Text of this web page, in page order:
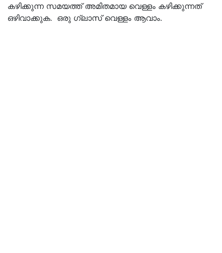
കഴിക്കുന്ന സമയത്ത് അമിതമായ വെള്ളം കഴിക്കുന്നത്
ഒഴിവാക്കുക. ഒരു ഗ്ലാസ് വെള്ളം ആവാം.